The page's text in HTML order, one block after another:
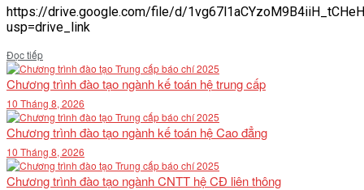
https://drive.google.com/file/d/
usp=drive_link
Đọc tiếpDetails
Chương trình đào tạo ngành kế toán hệ trung cấp
10 Tháng 8, 2026
Chương trình đào tạo ngành kế toán hệ Cao đẳng
10 Tháng 8, 2026
Chương trình đào tạo ngành CNTT hệ CĐ liên thông